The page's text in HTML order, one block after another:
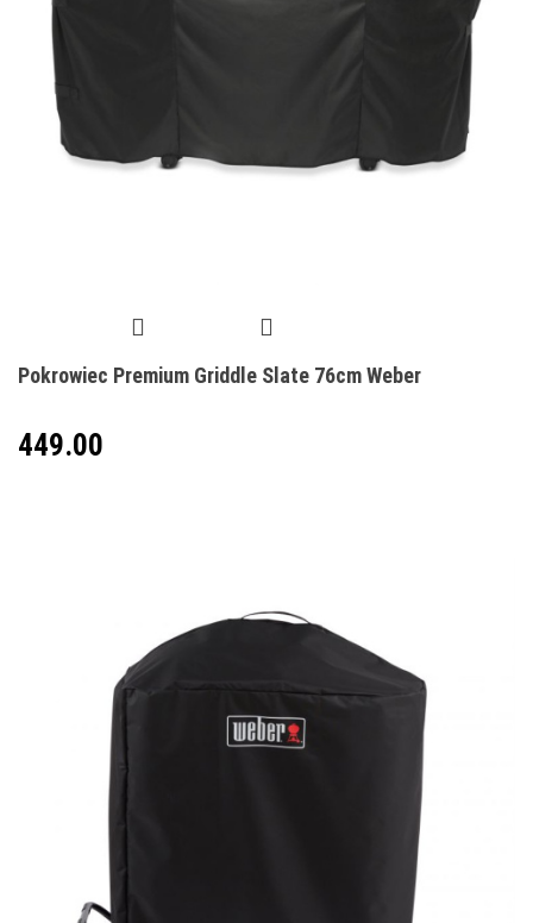
Pokrowiec Premium Griddle Slate 76cm Weber
449.00